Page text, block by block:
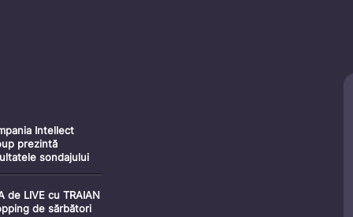
Intellect
prezintă
sondajului
politice pe
anului 2022
de LIVE cu TRAIAN
de sărbători